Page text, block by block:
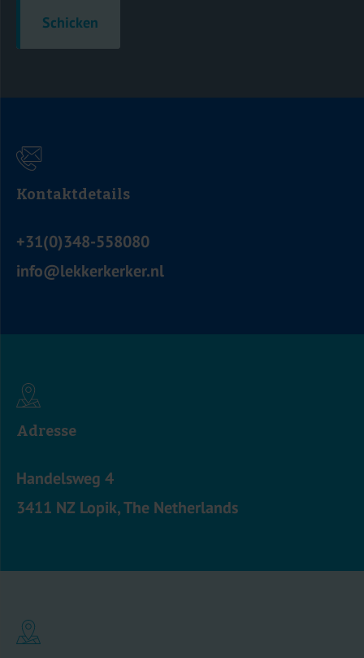
Schicken
Kontaktdetails
+31(0)348-558080
info@lekkerkerker.nl
Adresse
Handelsweg 4
3411 NZ Lopik, The Netherlands